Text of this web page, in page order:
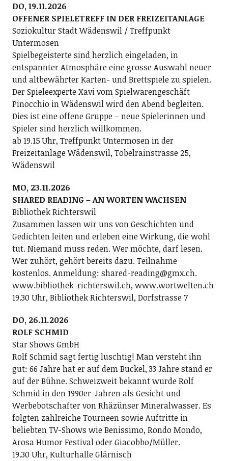
DO, 19.11.2026
OFFENER SPIELETREFF IN DER FREIZEITANLAGE
Soziokultur Stadt Wädenswil / Treffpunkt
Untermosen
Spielbegeisterte sind herzlich eingeladen, in
entspannter Atmosphäre eine grosse Auswahl neuer
und altbewährter Karten- und Brettspiele zu spielen.
Der Spieleexperte Xavi vom Spielwarengeschäft
Pinocchio in Wädenswil wird den Abend begleiten.
Dies ist eine offene Gruppe – neue Spielerinnen und
Spieler sind herzlich willkommen.
ab 19.15 Uhr, Treffpunkt Untermosen in der
Freizeitanlage Wädenswil, Tobelrainstrasse 25,
Wädenswil
MO, 23.11.2026
SHARED READING – AN WORTEN WACHSEN
Bibliothek Richterswil
Zusammen lassen wir uns von Geschichten und
Gedichten leiten und erleben eine Wirkung, die wohl
tut. Niemand muss reden. Wer möchte, darf lesen.
Wer zuhört, gehört bereits dazu. Teilnahme
kostenlos. Anmeldung: shared-reading@gmx.ch.
www.bibliothek-richterswil.ch, www.wortwelten.ch
19.30 Uhr, Bibliothek Richterswil, Dorfstrasse 7
DO, 26.11.2026
ROLF SCHMID
Star Shows GmbH
Rolf Schmid sagt fertig luschtig! Man versteht ihn
gut: 66 Jahre hat er auf dem Buckel, 33 Jahre stand er
auf der Bühne. Schweizweit bekannt wurde Rolf
Schmid in den 1990er-Jahren als Gesicht und
Werbebotschafter von Rhäzünser Mineralwasser. Es
folgten zahlreiche Tourneen sowie Auftritte in
beliebten TV-Shows wie Benissimo, Rondo Mondo,
Arosa Humor Festival oder Giacobbo/Müller.
19.30 Uhr, Kulturhalle Glärnisch